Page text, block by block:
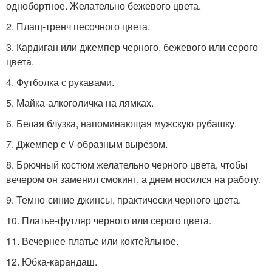
однобортное. Желательно бежевого цвета.
2. Плащ-тренч песочного цвета.
3. Кардиган или джемпер черного, бежевого или серого
цвета.
4. Футболка с рукавами.
5. Майка-алкоголичка на лямках.
6. Белая блузка, напоминающая мужскую рубашку.
7. Джемпер с V-образным вырезом.
8. Брючный костюм желательно черного цвета, чтобы
вечером он заменил смокинг, а днем носился на работу.
9. Темно-синие джинсы, практически черного цвета.
10. Платье-футляр черного или серого цвета.
11. Вечернее платье или коктейльное.
12. Юбка-карандаш.